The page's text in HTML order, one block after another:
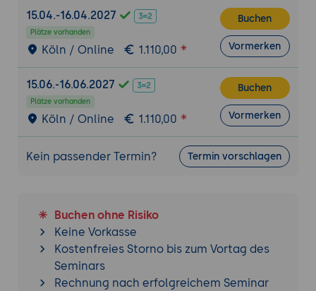
15.04.-16.04.2027
Plätze vorhanden
Köln / Online 1.110,00
Buchen
Vormerken
15.06.-16.06.2027
Plätze vorhanden
Köln / Online 1.110,00
Buchen
Vormerken
Kein passender Termin? Termin vorschlagen
Buchen ohne Risiko
Keine Vorkasse
Kostenfreies Storno bis zum Vortag des
Seminars
Rechnung nach erfolgreichem Seminar